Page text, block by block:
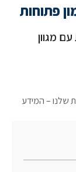
מגוון
המידע